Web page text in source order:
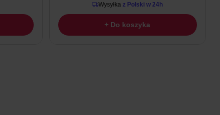
Wysyłkaz Polski w 24h
+ Do koszyka